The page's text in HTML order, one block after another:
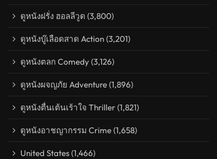
ดูหนังฝรั่ง ฮอลลีวูด (3,800)
ดูหนังบู๊เลือดสาด Action(3,201)
ดูหนังตลก Comedy(3,126)
ดูหนังผจญภัย Adventure(1,896)
ดูหนังตื่นเต้นเร้าใจ Thriller(1,821)
ดูหนังอาชญากรรม Crime(1,658)
United States(1,466)